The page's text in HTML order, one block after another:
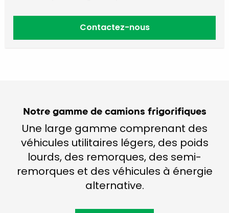
Contactez-nous
Notre gamme de camions frigorifiques
Une large gamme comprenant des
véhicules utilitaires légers, des poids
lourds, des remorques, des semi-
remorques et des véhicules à énergie
alternative.